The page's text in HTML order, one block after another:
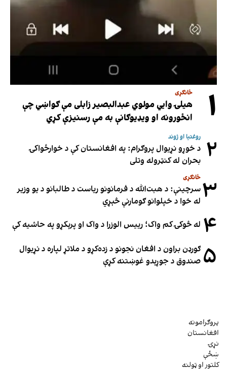
۱ ځانګړی
هیلۍ وایي مولوي عبدالبصیر زابلی مې ګواښي چې
انځورونه او ویډیوګانې به مې رسنیزې کړي
۲ روغتیا او ژوند
د خوړو نړیوال پروګرام: په افغانستان کې د خوارځواکۍ
بحران له کنټروله وتلی
۳ ځانګړی
سرچینې: د هبت‌الله د فرمانونو ریاست د طالبانو د یو وزیر
له خوا د خپلوانو ګومارنې څېړي
۴ له څوکۍ کم واک؛ رییس الوزرا د واک او پرېکړو په حاشیه کې
۵ ګورډن براون د افغان نجونو د زده‌کړو د ملاتړ لپاره د نړیوال
صندوق د جوړېدو غوښتنه کړې
پروګرامونه
افغانستان
نړۍ
ښځې
کلتور او ټولنه